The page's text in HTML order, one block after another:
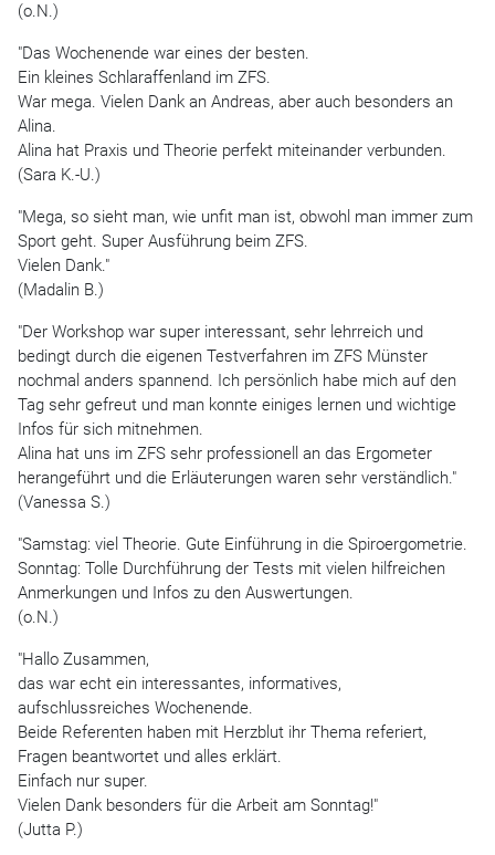
(o.N.)
"Das Wochenende war eines der besten.
Ein kleines Schlaraffenland im ZFS.
War mega. Vielen Dank an Andreas, aber auch besonders an
Alina.
Alina hat Praxis und Theorie perfekt miteinander verbunden.
(Sara K.-U.)
"Mega, so sieht man, wie unfit man ist, obwohl man immer zum
Sport geht. Super Ausführung beim ZFS.
Vielen Dank."
(Madalin B.)
"Der Workshop war super interessant, sehr lehrreich und
bedingt durch die eigenen Testverfahren im ZFS Münster
nochmal anders spannend. Ich persönlich habe mich auf den
Tag sehr gefreut und man konnte einiges lernen und wichtige
Infos für sich mitnehmen.
Alina hat uns im ZFS sehr professionell an das Ergometer
herangeführt und die Erläuterungen waren sehr verständlich."
(Vanessa S.)
"Samstag: viel Theorie. Gute Einführung in die Spiroergometrie.
Sonntag: Tolle Durchführung der Tests mit vielen hilfreichen
Anmerkungen und Infos zu den Auswertungen.
(o.N.)
"Hallo Zusammen,
das war echt ein interessantes, informatives,
aufschlussreiches Wochenende.
Beide Referenten haben mit Herzblut ihr Thema referiert,
Fragen beantwortet und alles erklärt.
Einfach nur super.
Vielen Dank besonders für die Arbeit am Sonntag!"
(Jutta P.)